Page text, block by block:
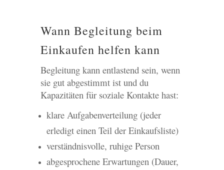
Wann Begleitung beim
Einkaufen helfen kann
Begleitung kann entlastend sein, wenn
sie gut abgestimmt ist und du
Kapazitäten für soziale Kontakte hast:
klare Aufgabenverteilung (jeder
erledigt einen Teil der Einkaufsliste)
verständnisvolle, ruhige Person
abgesprochene Erwartungen (Dauer,